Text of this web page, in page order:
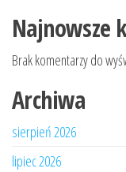
Najnowsze
Brak komentarzy do
Archiwa
sierpień 2026
lipiec 2026